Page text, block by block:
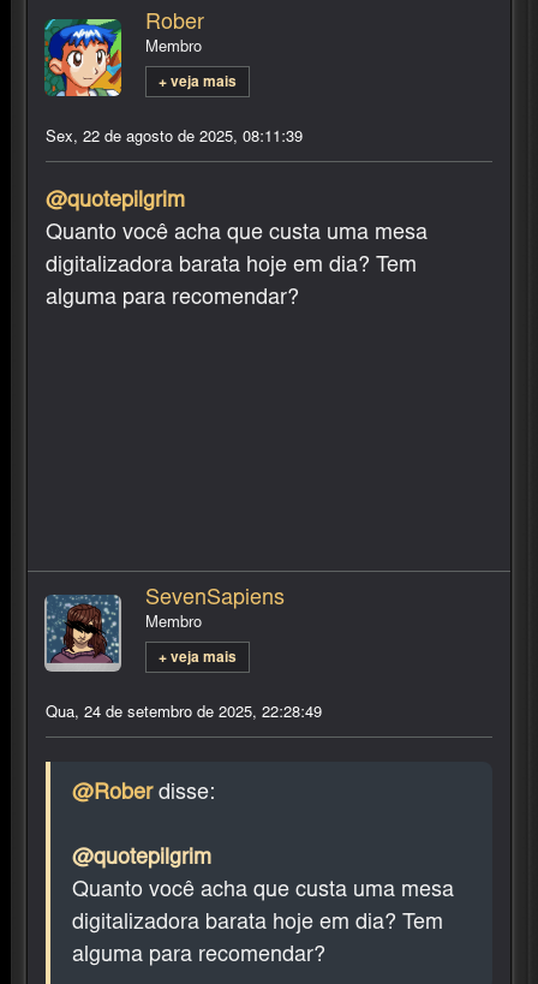
Rober
Membro
+ veja mais
Sex, 22 de agosto de 2025, 08:11:39
@quotepilgrim
Quanto você acha que custa uma mesa
digitalizadora barata hoje em dia? Tem
alguma para recomendar?
SevenSapiens
Membro
+ veja mais
Qua, 24 de setembro de 2025, 22:28:49
@Roberdisse:
@quotepilgrim
Quanto você acha que custa uma mesa
digitalizadora barata hoje em dia? Tem
alguma para recomendar?